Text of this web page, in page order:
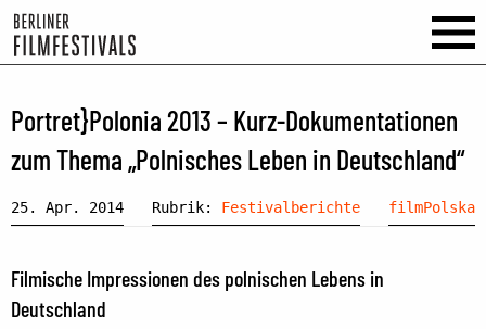
Portret}Polonia 2013 – Kurz-Dokumentationen
zum Thema „Polnisches Leben in Deutschland“
25. Apr. 2014 Rubrik: Festivalberichte filmPolska
Filmische Impressionen des polnischen Lebens in
Deutschland